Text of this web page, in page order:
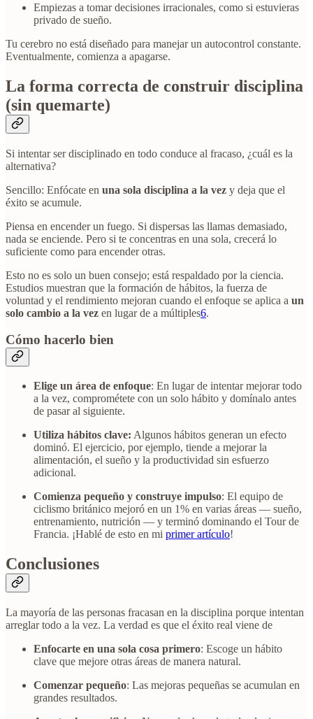
Empiezas a tomar decisiones irracionales, como si estuvieras
privado de sueño.
Tu cerebro no está diseñado para manejar un autocontrol constante.
Eventualmente, comienza a apagarse.
La forma correcta de construir disciplina
(sin quemarte)
Si intentar ser disciplinado en todo conduce al fracaso, ¿cuál es la
alternativa?
Sencillo: Enfócate en una sola disciplina a la vez y deja que el
éxito se acumule.
Piensa en encender un fuego. Si dispersas las llamas demasiado,
nada se enciende. Pero si te concentras en una sola, crecerá lo
suficiente como para encender otras.
Esto no es solo un buen consejo; está respaldado por la ciencia.
Estudios muestran que la formación de hábitos, la fuerza de
voluntad y el rendimiento mejoran cuando el enfoque se aplica a un
solo cambio a la vez en lugar de a múltiples6.
Cómo hacerlo bien
Elige un área de enfoque: En lugar de intentar mejorar todo
a la vez, comprométete con un solo hábito y domínalo antes
de pasar al siguiente.
Utiliza hábitos clave: Algunos hábitos generan un efecto
dominó. El ejercicio, por ejemplo, tiende a mejorar la
alimentación, el sueño y la productividad sin esfuerzo
adicional.
Comienza pequeño y construye impulso: El equipo de
ciclismo británico mejoró en un 1% en varias áreas — sueño,
entrenamiento, nutrición — y terminó dominando el Tour de
Francia. ¡Hablé de esto en mi primer artículo!
Conclusiones
La mayoría de las personas fracasan en la disciplina porque intentan
arreglar todo a la vez. La verdad es que el éxito real viene de
Enfocarte en una sola cosa primero: Escoge un hábito
clave que mejore otras áreas de manera natural.
Comenzar pequeño: Las mejoras pequeñas se acumulan en
grandes resultados.